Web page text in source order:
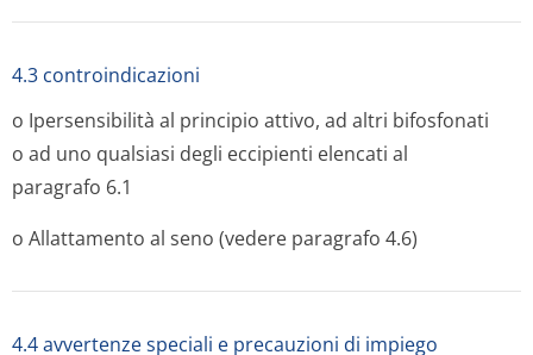
4.3 controindicazioni
o Ipersensibilità al principio attivo, ad altri bifosfonati
o ad uno qualsiasi degli eccipienti elencati al
paragrafo 6.1
o Allattamento al seno (vedere paragrafo 4.6)
4.4 avvertenze speciali e precauzioni di impiego